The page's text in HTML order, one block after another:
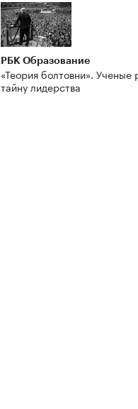
РБК Образование
«Теория болтовни». Ученые
тайну лидерства